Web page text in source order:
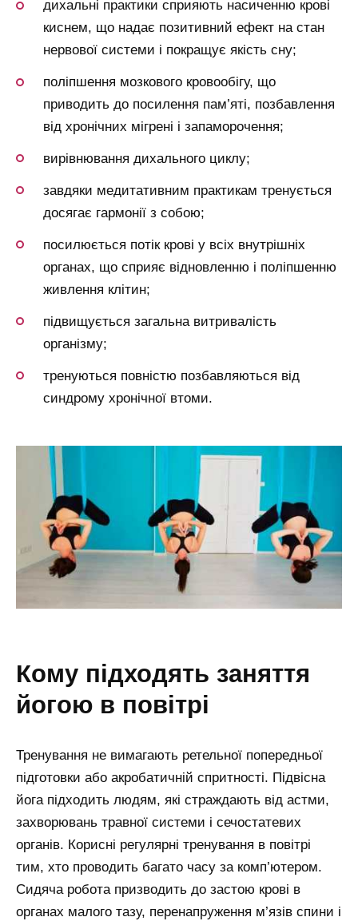
дихальні практики сприяють насиченню крові
киснем, що надає позитивний ефект на стан
нервової системи і покращує якість сну;
поліпшення мозкового кровообігу, що
приводить до посилення пам’яті, позбавлення
від хронічних мігрені і запаморочення;
вирівнювання дихального циклу;
завдяки медитативним практикам тренується
досягає гармонії з собою;
посилюється потік крові у всіх внутрішніх
органах, що сприяє відновленню і поліпшенню
живлення клітин;
підвищується загальна витривалість
організму;
тренуються повністю позбавляються від
синдрому хронічної втоми.
кому підходять заняття
йогою в повітрі
Тренування не вимагають ретельної попередньої
підготовки або акробатичній спритності. Підвісна
йога підходить людям, які страждають від астми,
захворювань травної системи і сечостатевих
органів. Корисні регулярні тренування в повітрі
тим, хто проводить багато часу за комп’ютером.
Сидяча робота призводить до застою крові в
органах малого тазу, перенапруження м’язів спини і